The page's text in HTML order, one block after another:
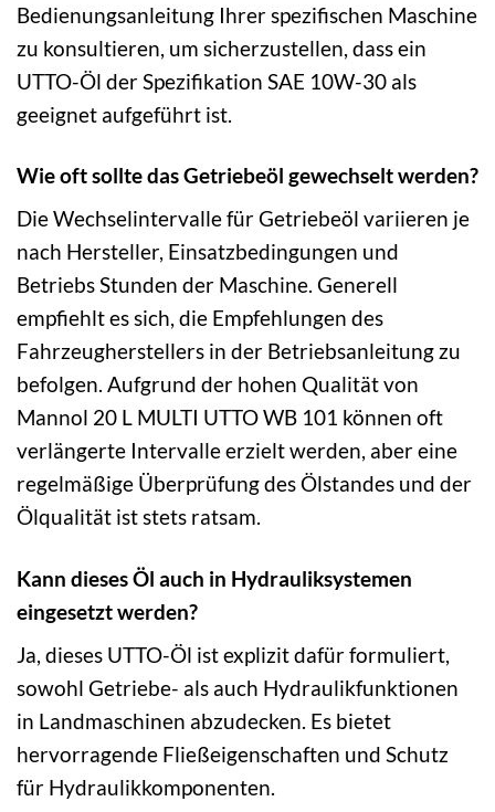
Bedienungsanleitung Ihrer spezifischen Maschine
zu konsultieren, um sicherzustellen, dass ein
UTTO-Öl der Spezifikation SAE 10W-30 als
geeignet aufgeführt ist.
Wie oft sollte das Getriebeöl gewechselt werden?
Die Wechselintervalle für Getriebeöl variieren je
nach Hersteller, Einsatzbedingungen und
Betriebs Stunden der Maschine. Generell
empfiehlt es sich, die Empfehlungen des
Fahrzeugherstellers in der Betriebsanleitung zu
befolgen. Aufgrund der hohen Qualität von
Mannol 20 L MULTI UTTO WB 101 können oft
verlängerte Intervalle erzielt werden, aber eine
regelmäßige Überprüfung des Ölstandes und der
Ölqualität ist stets ratsam.
Kann dieses Öl auch in Hydrauliksystemen
eingesetzt werden?
Ja, dieses UTTO-Öl ist explizit dafür formuliert,
sowohl Getriebe- als auch Hydraulikfunktionen
in Landmaschinen abzudecken. Es bietet
hervorragende Fließeigenschaften und Schutz
für Hydraulikkomponenten.